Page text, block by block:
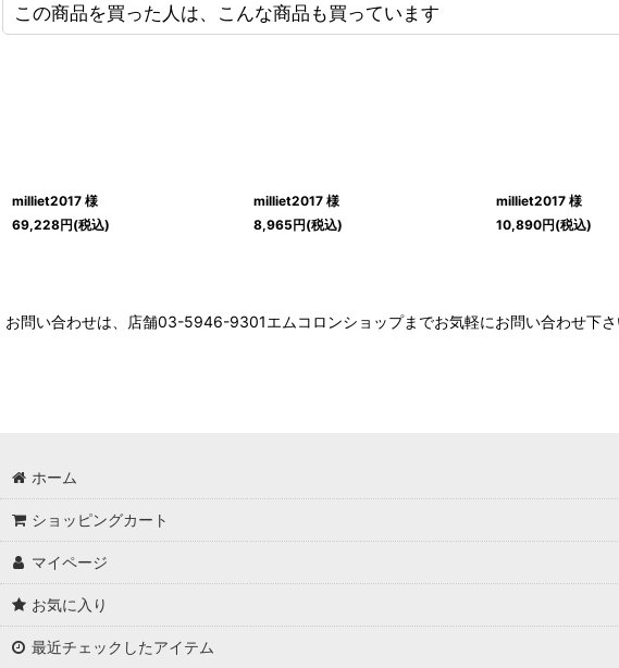
この商品を買った人は、こんな商品も買っています
milliet2017 様
69,228円(税込)
milliet2017 様
8,965円(税込)
milliet2017 様
10,890円(税込)
お問い合わせは、店舗03-5946-9301エムコロンショップまでお気軽にお問い合わせ下さ
ホーム
ショッピングカート
マイページ
お気に入り
最近チェックしたアイテム